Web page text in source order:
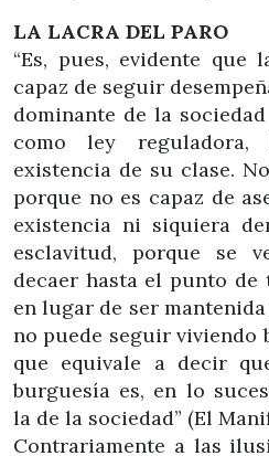
LA LACRA DEL PARO
“Es, pues, evidente que
capaz de seguir
dominante de la
como ley reguladora,
existencia de su clase.
porque no es capaz de
existencia ni siquiera
esclavitud, porque se
decaer hasta el punto de
en lugar de ser
no puede seguir viviendo
que equivale a decir
burguesía es, en lo
la de la sociedad” (El
Contrariamente a las